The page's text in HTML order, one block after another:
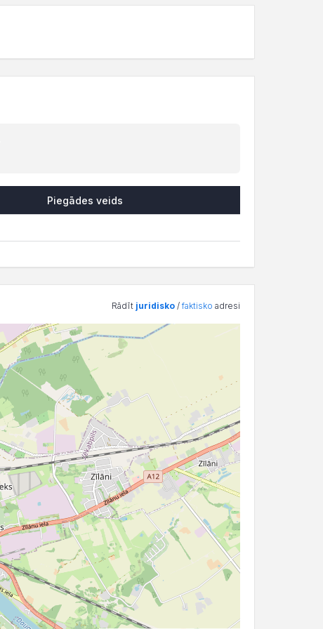
Piegādes veids
Rādīt juridisko /faktisko adresi